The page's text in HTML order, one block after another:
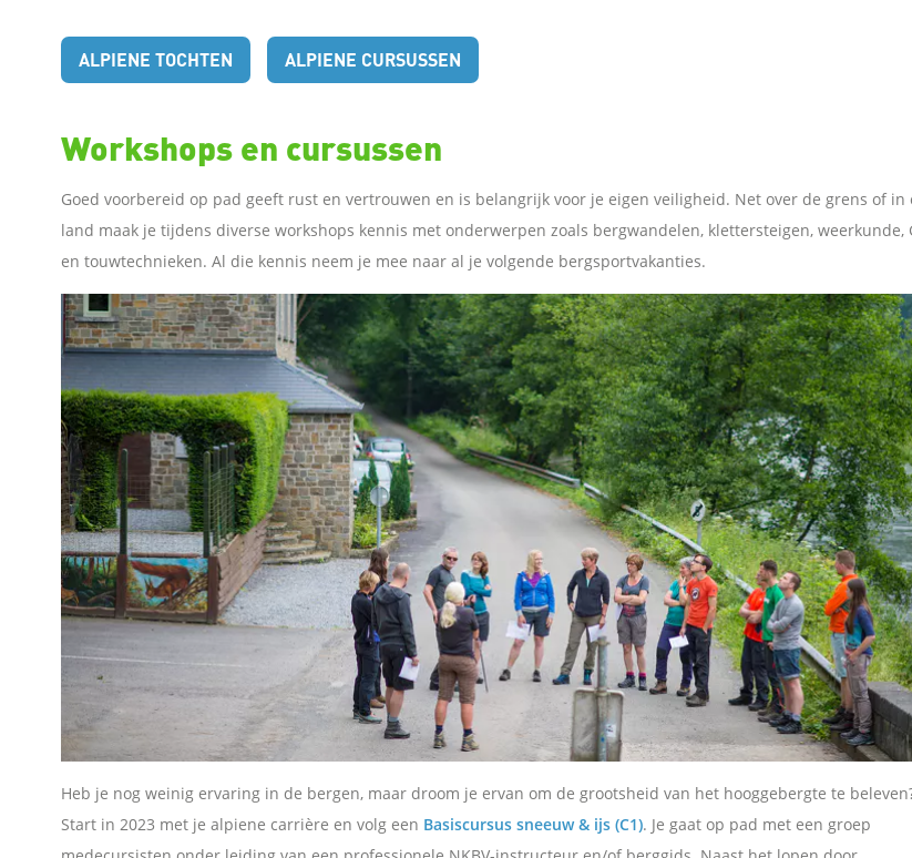
ALPIENE TOCHTEN ALPIENE CURSUSSEN
Workshops en cursussen
Goed voorbereid op pad geeft rust en vertrouwen en is belangrijk voor je eigen veiligheid. Net over de grens of in
land maak je tijdens diverse workshops kennis met onderwerpen zoals bergwandelen, klettersteigen, weerkunde,
en touwtechnieken. Al die kennis neem je mee naar al je volgende bergsportvakanties.
Heb je nog weinig ervaring in de bergen, maar droom je ervan om de grootsheid van het hooggebergte te
Start in 2023 met je alpiene carrière en volg een Basiscursus sneeuw & ijs (C1). Je gaat op pad met een groep